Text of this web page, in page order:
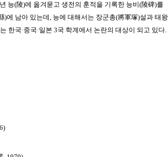
능(陵)에 옮겨묻고 생전의 훈적을 기록한 능비(陵碑)를
)에 남아 있는데, 능에 대해서는 장군총(將軍塚)설과 태왕
한국·중국·일본 3국 학계에서 논란의 대상이 되고 있다.